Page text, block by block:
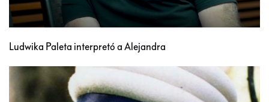
Ludwika Paleta interpretó a Alejandra